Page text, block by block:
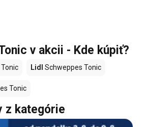
v akcii - Kde kúpiť?
Lidl Schweppes Tonic
Tonic
z kategórie